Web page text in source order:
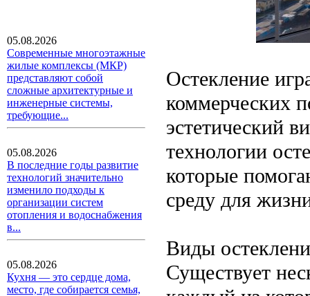
05.08.2026
Современные многоэтажные
жилые комплексы (МКР)
представляют собой
сложные архитектурные и
инженерные системы,
требующие...
05.08.2026
В последние годы развитие
технологий значительно
изменило подходы к
организации систем
отопления и водоснабжения
в...
05.08.2026
Кухня — это сердце дома,
место, где собирается семья,
Остекление
коммерческих
эстетический
технологии
которые
среду для
Виды
Существует